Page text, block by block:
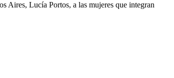
Aires, Lucía Portos, a las mujeres que integran